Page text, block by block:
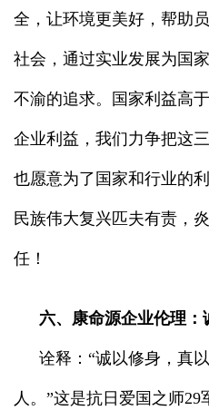
全，让环境更美好，帮助
社会，通过实业发展为国
不渝的追求。国家利益高
企业利益，我们力争把这
也愿意为了国家和行业的
民族伟大复兴匹夫有责，
任！
六、康命源企业伦理
诠释：“诚以修身，真
人。”这是抗日爱国之师